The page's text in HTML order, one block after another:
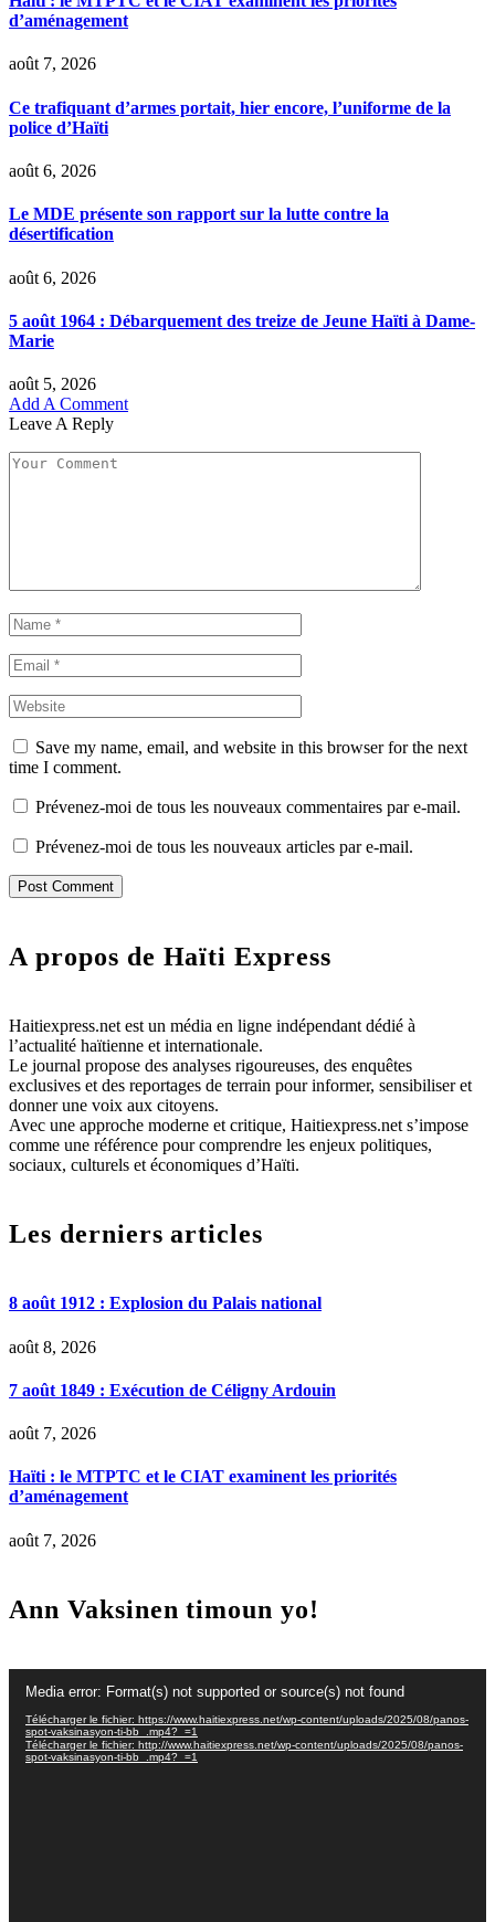
d’aménagement
août 7, 2026
Ce trafiquant d’armes portait, hier encore, l’uniforme de la
police d’Haïti
août 6, 2026
Le MDE présente son rapport sur la lutte contre la
désertification
août 6, 2026
5 août 1964 : Débarquement des treize de Jeune Haïti à Dame-
Marie
août 5, 2026
Add A Comment
Leave A Reply
Save my name, email, and website in this browser for the next
time I comment.
Prévenez-moi de tous les nouveaux commentaires par e-mail.
Prévenez-moi de tous les nouveaux articles par e-mail.
A propos de Haïti Express
Haitiexpress.net est un média en ligne indépendant dédié à
l’actualité haïtienne et internationale.
Le journal propose des analyses rigoureuses, des enquêtes
exclusives et des reportages de terrain pour informer, sensibiliser et
donner une voix aux citoyens.
Avec une approche moderne et critique, Haitiexpress.net s’impose
comme une référence pour comprendre les enjeux politiques,
sociaux, culturels et économiques d’Haïti.
Les derniers articles
8 août 1912 : Explosion du Palais national
août 8, 2026
7 août 1849 : Exécution de Céligny Ardouin
août 7, 2026
Haïti : le MTPTC et le CIAT examinent les priorités
d’aménagement
août 7, 2026
Ann Vaksinen timoun yo!
vidéo
Media error: Format(s) not supported or source(s) not found
Télécharger le fichier: https://www.haitiexpress.net/wp-content/uploads/2025/08/panos-
spot-vaksinasyon-ti-bb_.mp4?_=1
Télécharger le fichier: http://www.haitiexpress.net/wp-content/uploads/2025/08/panos-
spot-vaksinasyon-ti-bb_.mp4?_=1